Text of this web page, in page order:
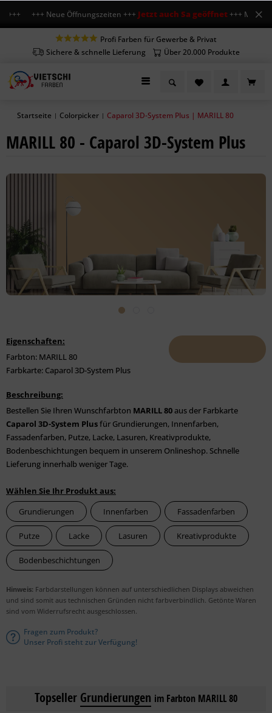
+++ Neue Öffnungszeiten +++Jetzt auch Sa geöffnet+++ Mo-Fr 7-18
Profi Farben für Gewerbe & Privat
Sichere & schnelle Lieferung
Über 20.000 Produkte
Startseite | Colorpicker | Caparol 3D-System Plus | MARILL 80
MARILL 80 - Caparol 3D-System Plus
Eigenschaften:
Farbton: MARILL 80
Farbkarte: Caparol 3D-System Plus
Beschreibung:
Bestellen Sie Ihren Wunschfarbton MARILL 80aus der Farbkarte
Caparol 3D-System Plusfür Grundierungen, Innenfarben,
Fassadenfarben, Putze, Lacke, Lasuren, Kreativprodukte,
Bodenbeschichtungen bequem in unserem Onlineshop. Schnelle
Lieferung innerhalb weniger Tage.
Wählen Sie Ihr Produkt aus:
Grundierungen
Innenfarben Fassadenfarben
Putze Lacke Lasuren Kreativprodukte
Bodenbeschichtungen
Hinweis: Farbdarstellungen können auf unterschiedlichen Displays abweichen
und sind somit aus technischen Gründen nicht farbverbindlich. Getönte Waren
sind vom Widerrufsrecht ausgeschlossen.
Fragen zum Produkt?
Unser Profi steht zur Verfügung!
Topseller Grundierungen im Farbton MARILL 80